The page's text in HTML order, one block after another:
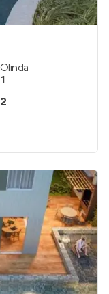
Olinda
1
2